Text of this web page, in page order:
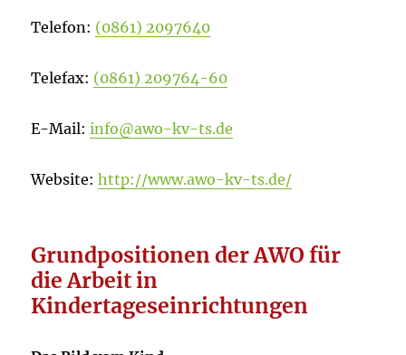
Telefon: (0861) 2097640
Telefax: (0861) 209764-60
E-Mail:info@awo-kv-ts.de
Website:http://www.awo-kv-ts.de/
Grundpositionen der AWO für
die Arbeit in
Kindertageseinrichtungen